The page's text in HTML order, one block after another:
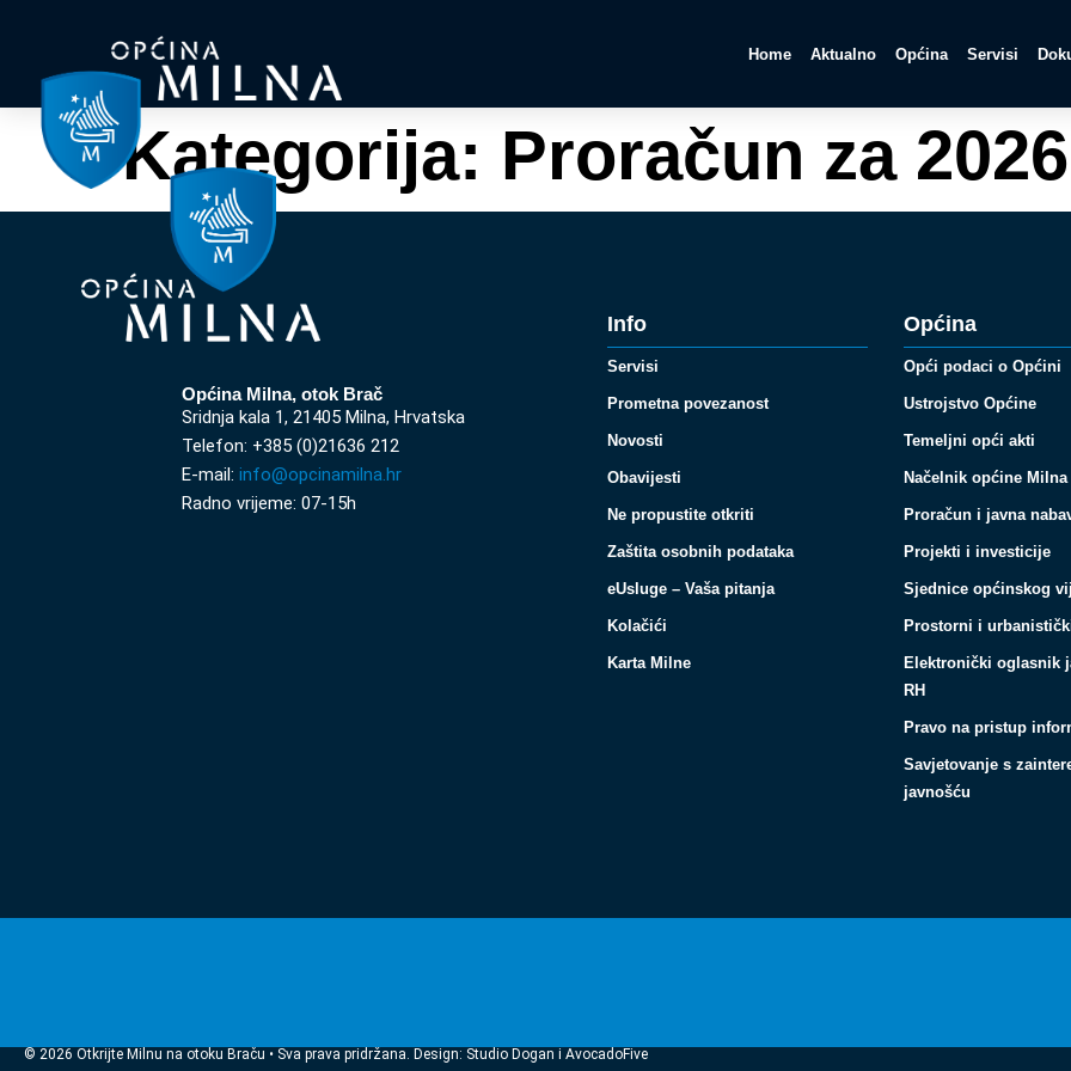
Home Aktualno Općina Servisi
Kategorija: Proračun za
Općina Milna, otok Brač
Sridnja kala 1, 21405 Milna, Hrvatska
Telefon: +385 (0)21636 212
E-mail: info@opcinamilna.hr
Radno vrijeme: 07-15h
Info
Servisi
Prometna povezanost
Novosti
Obavijesti
Ne propustite otkriti
Zaštita osobnih podataka
eUsluge – Vaša pitanja
Kolačići
Karta Milne
Općina
Opći podaci o Općini
Ustrojstvo Općine
Temeljni opći akti
Načelnik općine Milna
Proračun i javna
Projekti i investicije
Sjednice općinskog
Prostorni i
Elektronički oglasnik
RH
Pravo na pristup
Savjetovanje s
javnošću
© 2026 Otkrijte Milnu na otoku Braču • Sva prava pridržana. Design: Studio Dogan i AvocadoFive